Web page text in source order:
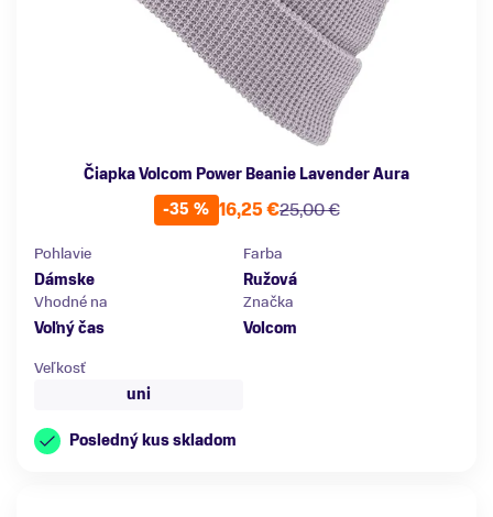
Čiapka Volcom Power Beanie Lavender Aura
-35 %
25,00 €
16,25 €
Pohlavie
Dámske
Farba
Ružová
Vhodné na
Voľný čas
Značka
Volcom
Veľkosť
uni
Posledný kus skladom